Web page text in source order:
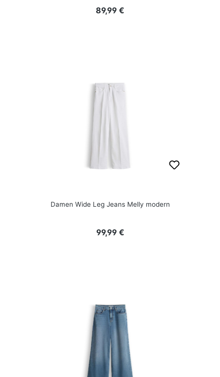
Regulärer Preis:
89,99 €
Damen Wide Leg Jeans Melly modern
Regulärer Preis:
99,99 €